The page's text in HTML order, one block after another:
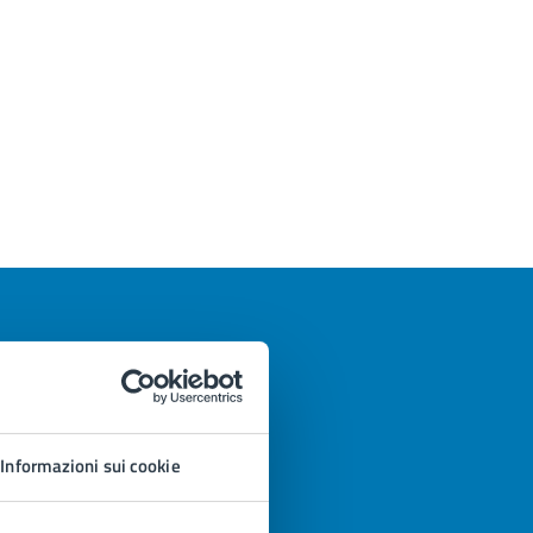
Informazioni sui cookie